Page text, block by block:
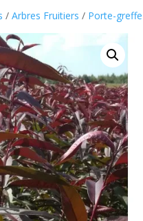
/Arbres Fruitiers / Porte-greffe